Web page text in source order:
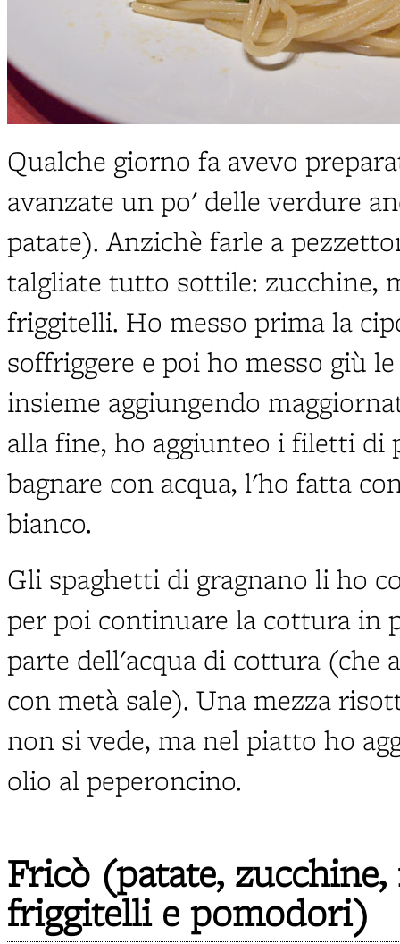
Qualche giorno fa avevo
avanzate un po' delle verdure
patate). Anzichè farle a
talgliate tutto sottile: zucchine,
friggitelli. Ho messo prima la
soffriggere e poi ho messo giù
insieme aggiungendo
alla fine, ho aggiunteo i filetti di
bagnare con acqua, l'ho fatta
bianco.
Gli spaghetti di gragnano li ho
per poi continuare la cottura in
parte dell'acqua di cottura (che
con metà sale). Una mezza
non si vede, ma nel piatto ho
olio al peperoncino.
Fricò (patate,
friggitelli e pomodori)